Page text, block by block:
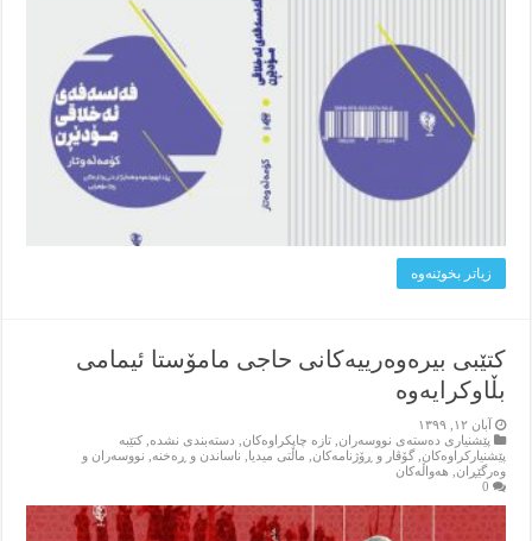
زیاتر بخوێنه‌وه‌
کتێبی بیرەوەرییەکانی حاجی مامۆستا ئیمامی
بڵاوکرایەوە
آبان ۱۲, ۱۳۹۹
پێشنیاری ده‌سته‌ی نووسه‌ران ,تازه‌ چاپکراوه‌کان دسته‌بندی نشده ,کتێبه‌
پێشنیارکراوه‌کان ,گۆڤار و ڕۆژنامه‌کان ماڵتی میدیا ناساندن و ڕه‌خنه‌
نووسه‌ران و
وه‌رگێڕان
هه‌واڵه‌کان
0